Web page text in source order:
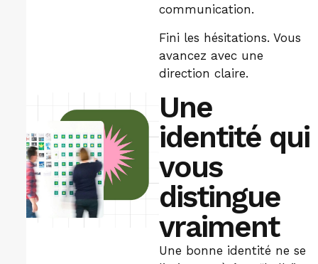
communication.
Fini les hésitations. Vous
avancez avec une
direction claire.
Une
identité qui
vous
distingue
vraiment
Une bonne identité ne se